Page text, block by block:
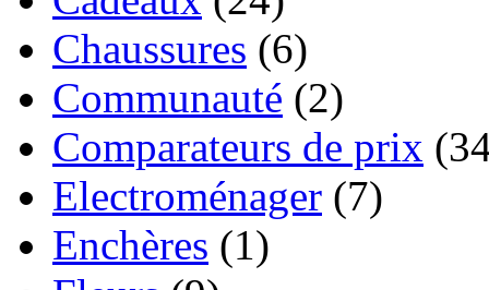
Chaussures (6)
Communauté (2)
Comparateurs de prix
Electroménager (7)
Enchères (1)